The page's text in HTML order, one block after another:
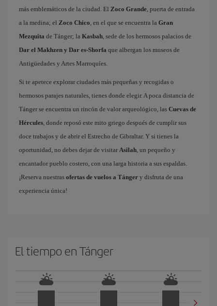
más emblemáticos de la ciudad. El Zoco Grande, puerta de entrada
a la medina; el Zoco Chico, en el que se encuentra la Gran
Mezquita de Tánger; la Kasbah, sede de los hermosos palacios de
Dar el Makhzen y Dar es-Shorfa que albergan los museos de
Antigüedades y Artes Marroquíes.
Si te apetece explorar ciudades más pequeñas y recogidas o
hermosos parajes naturales, tienes donde elegir. A poca distancia de
Tánger se encuentra un rincón de valor arqueológico, las Cuevas de
Hércules, donde reposó este mito griego después de cumplir sus
doce trabajos y de abrir el Estrecho de Gibraltar. Y si tienes la
oportunidad, no debes dejar de visitar Asilah, un pequeño y
encantador pueblo costero, con una larga historia a sus espaldas.
¡Reserva nuestras ofertas de vuelos a Tánger y disfruta de una
experiencia única!
El tiempo en Tánger